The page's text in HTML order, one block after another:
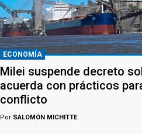
ECONOMÍA
Milei suspende decreto
acuerda con prácticos
conflicto
Por SALOMÓN MICHITTE